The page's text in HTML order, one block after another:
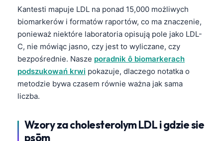
Kantesti mapuje LDL na ponad 15,000 możliwych
biomarkerów i formatów raportów, co ma znaczenie,
ponieważ niektóre laboratoria opisują pole jako LDL-
C, nie mówiąc jasno, czy jest to wyliczane, czy
bezpośrednie. Nasze poradnik ô biomarkerach
podszukowań krwi pokazuje, dlaczego notatka o
metodzie bywa czasem równie ważna jak sama
liczba.
Wzory za cholesterolym LDL i gdzie sie
psōm